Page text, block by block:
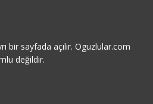
bir sayfada açılır. Oguzlular.com
değildir.